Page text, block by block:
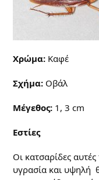
Χρώμα: Καφέ
Σχήμα: Οβάλ
Μέγεθος: 1, 3 cm
Εστίες
Οι κατσαρίδες
υγρασία και υψηλή